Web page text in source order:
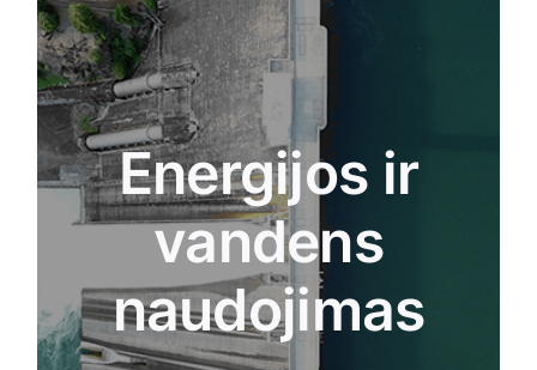
Energijos ir
vandens
naudojimas
energijos naudojimo matavimui ir analizei bei
jaunesnių piliečių informuotumo apie vandens ir
energijos naudojimo pasekmes aplinkai didinimui.
Nagrinėsime tokius klausimus kaip komunalinių
paslaugų teikėjų pasirinkimo galia, geriausia
asmeninė praktika ir novatoriškų technologijų bei
organizacinių struktūrų galimybės. Pradėsime nuo
energijos ir vandens naudojimo stebėsenos ir
įrengsime energijos vartojimo prietaisų
(kompiuterių, šildytuvų ir kt.) ir vandens naudojimo
(dušų, skalbimo mašinų ir kt.) skaitiklius / jutiklius.
Gyventojai praneš apie savo apytikslį vandens ir
energijos suvartojimą, o tada palygins jį su